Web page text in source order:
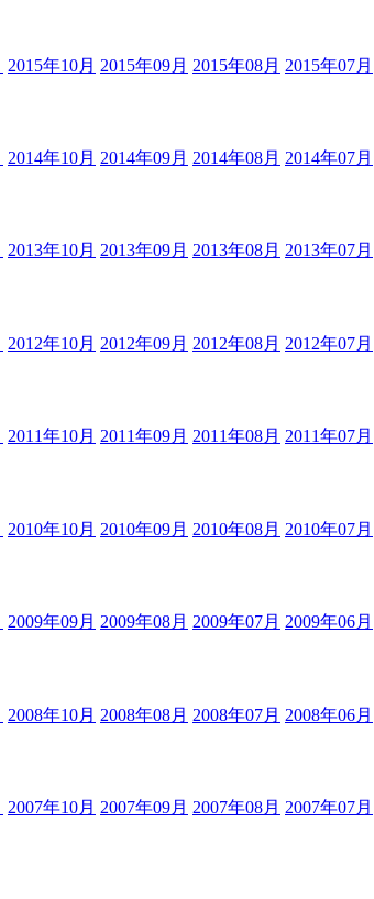
2015年10月 2015年09月 2015年08月 2015年07月
2014年10月 2014年09月 2014年08月 2014年07月
2013年10月 2013年09月 2013年08月 2013年07月
2012年10月 2012年09月 2012年08月 2012年07月
2011年10月 2011年09月 2011年08月 2011年07月
2010年10月 2010年09月 2010年08月 2010年07月
2009年09月 2009年08月 2009年07月 2009年06月
2008年10月 2008年08月 2008年07月 2008年06月
2007年10月 2007年09月 2007年08月 2007年07月